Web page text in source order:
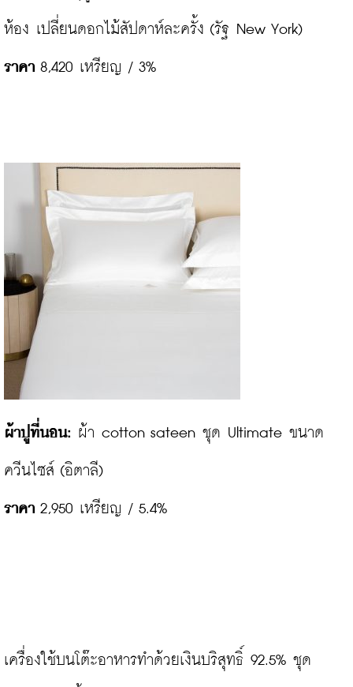
ราคา 8,420 เหรียญ / 3%
ผ้าปูที่นอน: ผ้า cotton sateen ชุด Ultimate ขนาด
ราคา 2,950 เหรียญ / 5.4%
เครื่องใช้บนโต๊ะอาหารทำด้วยเงินบริสุทธิ์ 92.5% ชุด